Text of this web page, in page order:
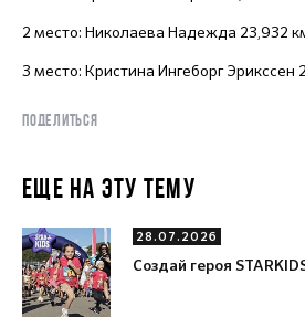
2 место: Николаева Надежда 23,932
3 место: Кристина Ингеборг Эрикссен
ПОДЕЛИТЬСЯ
ЕЩЕ НА ЭТУ ТЕМУ
28.07.2026
Создай героя